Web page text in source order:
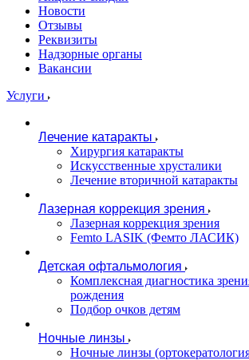
Новости
Отзывы
Реквизиты
Надзорные органы
Вакансии
Услуги
Лечение катаракты
Хирургия катаракты
Искусственные хрусталики
Лечение вторичной катаракты
Лазерная коррекция зрения
Лазерная коррекция зрения
Femto LASIK (Фемто ЛАСИК)
Детская офтальмология
Комплексная диагностика
рождения
Подбор очков детям
Ночные линзы
Ночные линзы